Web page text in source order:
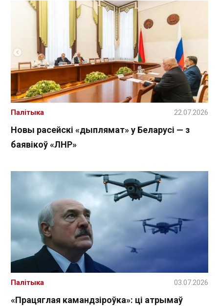
Новы расейскі «дыплямат» у Беларусі — з
баявікоў «ЛНР»
Палітыка 22.07.2026
«Працяглая камандзіроўка»: ці атрымаў
Палітыка 03.07.2026